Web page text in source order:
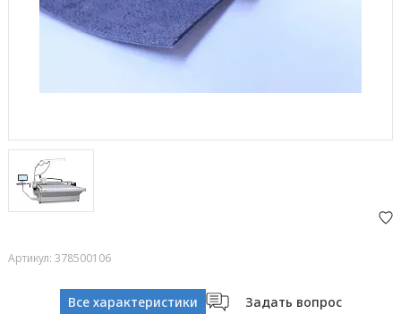
Артикул: 378500106
Все характеристики
Задать вопрос